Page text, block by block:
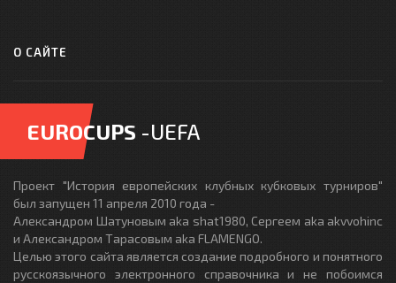
О САЙТЕ
EUROCUPS -UEFA
Проект "История европейских клубных кубковых турниров"
был запущен 11 апреля 2010 года -
Александром Шатуновым aka shat1980, Сергеем aka akvvohinc
и Александром Тарасовым aka FLAMENGO.
Целью этого сайта является создание подробного и понятного
русскоязычного электронного справочника и не побоимся